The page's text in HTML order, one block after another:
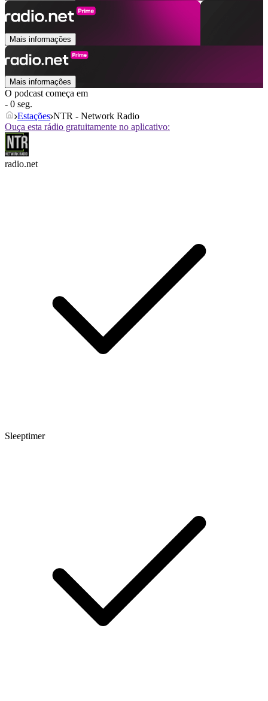
Mais informações
Mais informações
O podcast começa em
- 0 seg.
Estações NTR - Network Radio
Ouça esta rádio gratuitamente no aplicativo:
radio.net
Sleeptimer